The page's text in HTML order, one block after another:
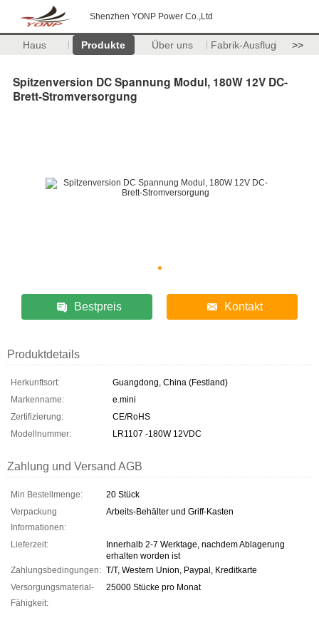
Shenzhen YONP Power Co.,Ltd
Haus Produkte Über uns Fabrik-Ausflug >>
Spitzenversion DC Spannung Modul, 180W 12V DC-
Brett-Stromversorgung
Bestpreis Kontakt
Produktdetails
Herkunftsort:
Guangdong, China (Festland)
Markenname:
e.mini
Zertifizierung:
CE/RoHS
Modellnummer:
LR1107 -180W 12VDC
Zahlung und Versand AGB
Min Bestellmenge:
20 Stück
Verpackung
Informationen:
Arbeits-Behälter und Griff-Kasten
Lieferzeit:
Innerhalb 2-7 Werktage, nachdem Ablagerung
erhalten worden ist
Zahlungsbedingungen: T/T, Western Union, Paypal, Kreditkarte
Versorgungsmaterial-
Fähigkeit:
25000 Stücke pro Monat